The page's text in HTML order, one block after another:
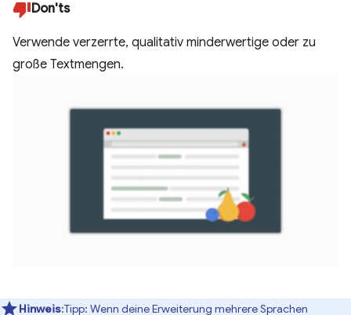
Don'ts
Verwende verzerrte, qualitativ minderwertige oder zu
große Textmengen.
Hinweis:Tipp: Wenn deine Erweiterung mehrere Sprachen